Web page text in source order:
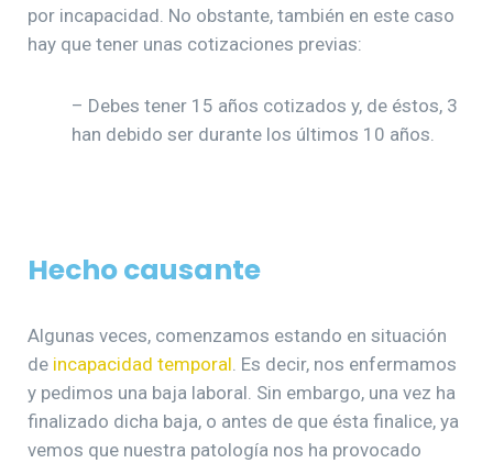
por incapacidad. No obstante, también en este caso
hay que tener unas cotizaciones previas:
– Debes tener 15 años cotizados y, de éstos, 3
han debido ser durante los últimos 10 años.
Hecho causante
Algunas veces, comenzamos estando en situación
de incapacidad temporal. Es decir, nos enfermamos
y pedimos una baja laboral. Sin embargo, una vez ha
finalizado dicha baja, o antes de que ésta finalice, ya
vemos que nuestra patología nos ha provocado